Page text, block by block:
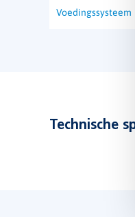
Voedingssysteem
Technische